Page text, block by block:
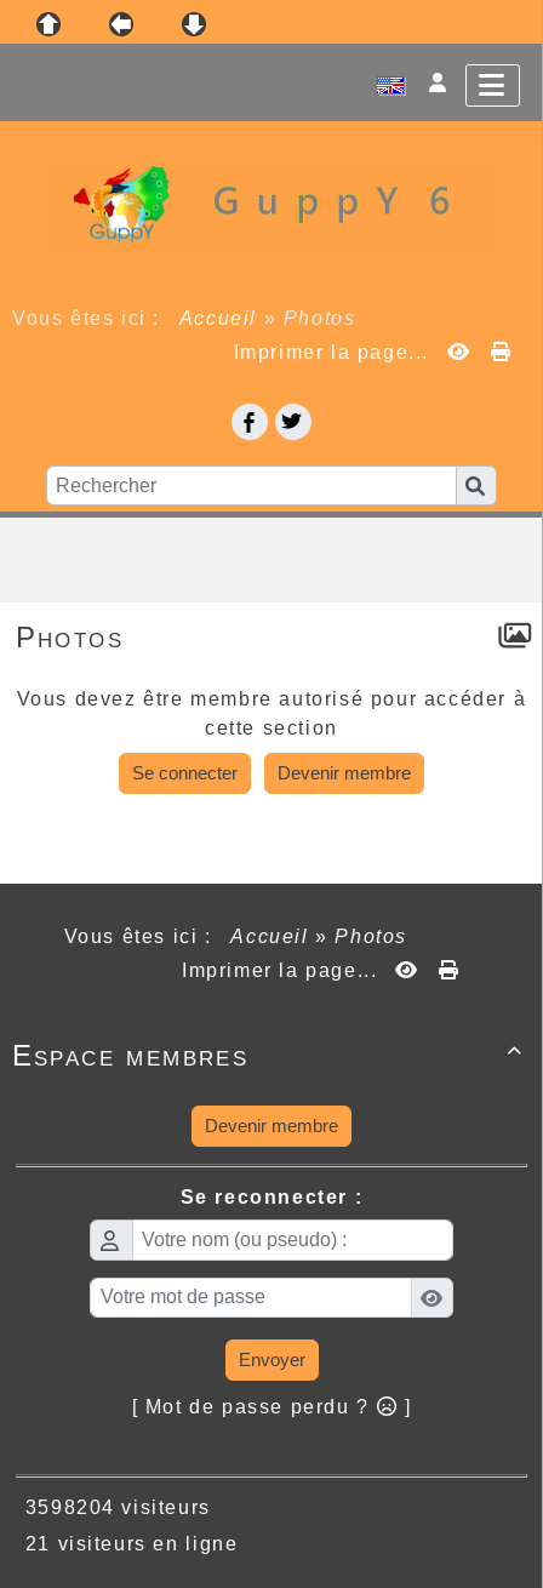
Vous êtes ici : Accueil » Photos
Imprimer la page...
Photos
Vous devez être membre autorisé pour accéder à
cette section
Se connecter Devenir membre
Vous êtes ici : Accueil»Photos
Imprimer la page...

Espace membres
Devenir membre
Se reconnecter :
Envoyer
[ Mot de passe perdu ? ]
3598204 visiteurs
21 visiteurs en ligne